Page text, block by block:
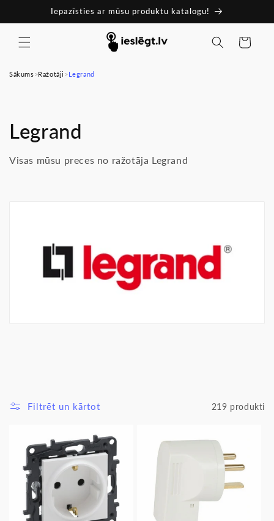
saturu
Iepazīsties ar mūsu produktu katalogu!
Ratiņi
Sākums>Ražotāji >Legrand
K
o
Legrand
Visas mūsu preces no ražotāja Legrand
Filtrēt un kārtot 219 produkti